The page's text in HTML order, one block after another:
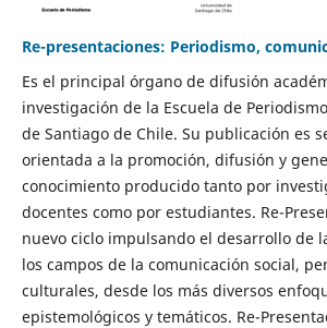
Re-presentaciones: Periodismo,
Es el principal órgano de difusión
investigación de la Escuela de
de Santiago de Chile. Su publicación es
orientada a la promoción, difusión y
conocimiento producido tanto por
docentes como por estudiantes. Re-
nuevo ciclo impulsando el desarrollo de
los campos de la comunicación social,
culturales, desde los más diversos
epistemológicos y temáticos. Re-